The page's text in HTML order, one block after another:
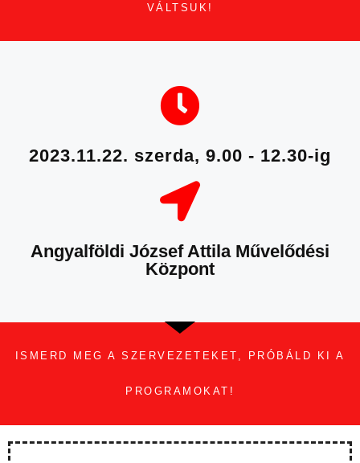
VÁLTSUK!
2023.11.22. szerda, 9.00 - 12.30-ig
Angyalföldi József Attila Művelődési
Központ
ISMERD MEG A SZERVEZETEKET, PRÓBÁLD KI A
PROGRAMOKAT!